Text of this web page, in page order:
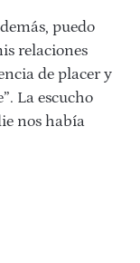
puedo
relaciones
de placer y
La escucho
nos había